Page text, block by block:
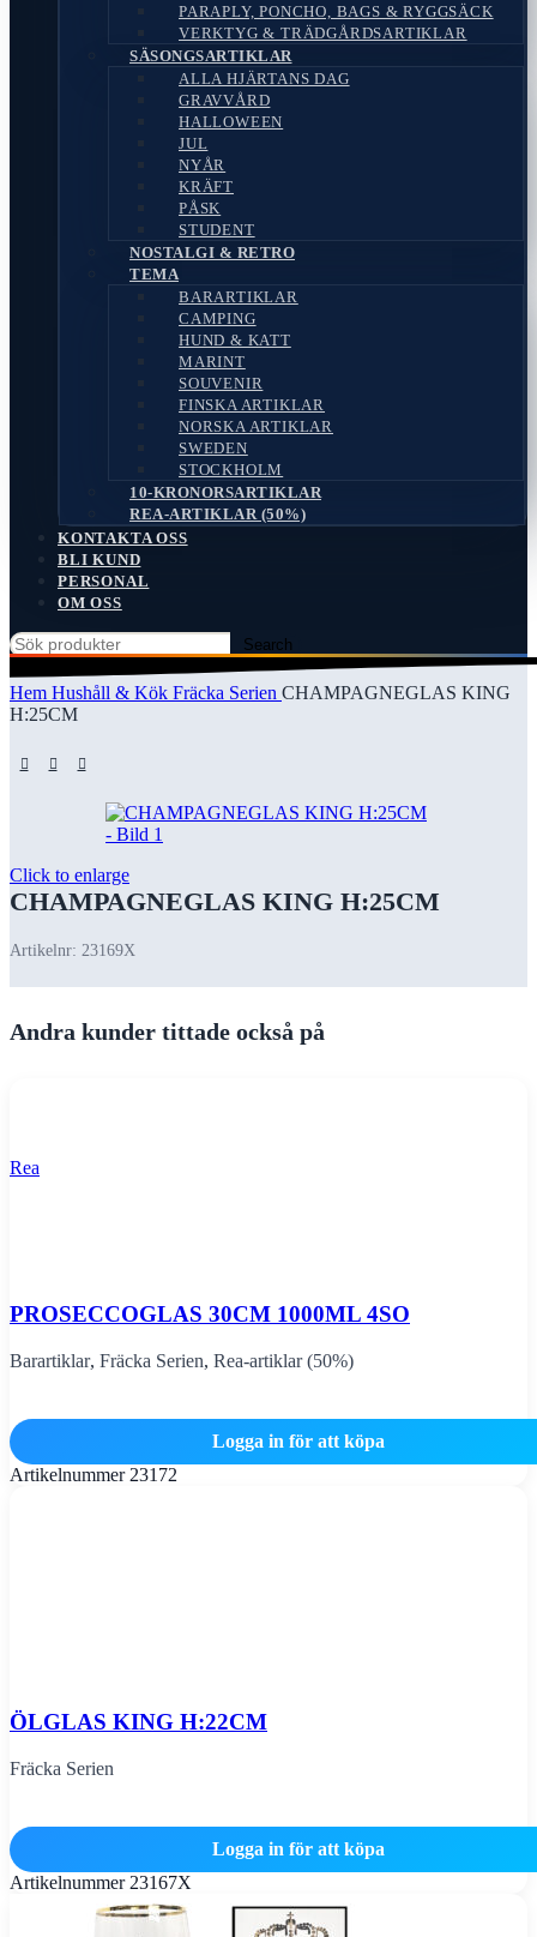
PARAPLY, PONCHO, BAGS & RYGGSÄCK
VERKTYG & TRÄDGÅRDSARTIKLAR
SÄSONGSARTIKLAR
ALLA HJÄRTANS DAG
GRAVVÅRD
HALLOWEEN
JUL
NYÅR
KRÄFT
PÅSK
STUDENT
NOSTALGI & RETRO
TEMA
BARARTIKLAR
CAMPING
HUND & KATT
MARINT
SOUVENIR
FINSKA ARTIKLAR
NORSKA ARTIKLAR
SWEDEN
STOCKHOLM
10-KRONORSARTIKLAR
REA-ARTIKLAR (50%)
KONTAKTA OSS
BLI KUND
PERSONAL
OM OSS
Search
Hem Hushåll & Kök Fräcka Serien CHAMPAGNEGLAS KING
H:25CM
Click to enlarge
CHAMPAGNEGLAS KING H:25CM
Artikelnr: 23169X
Andra kunder tittade också på
Rea
PROSECCOGLAS 30CM 1000ML 4SO
Barartiklar, Fräcka Serien, Rea-artiklar (50%)
Logga in för att köpa
Artikelnummer 23172
ÖLGLAS KING H:22CM
Fräcka Serien
Logga in för att köpa
Artikelnummer 23167X